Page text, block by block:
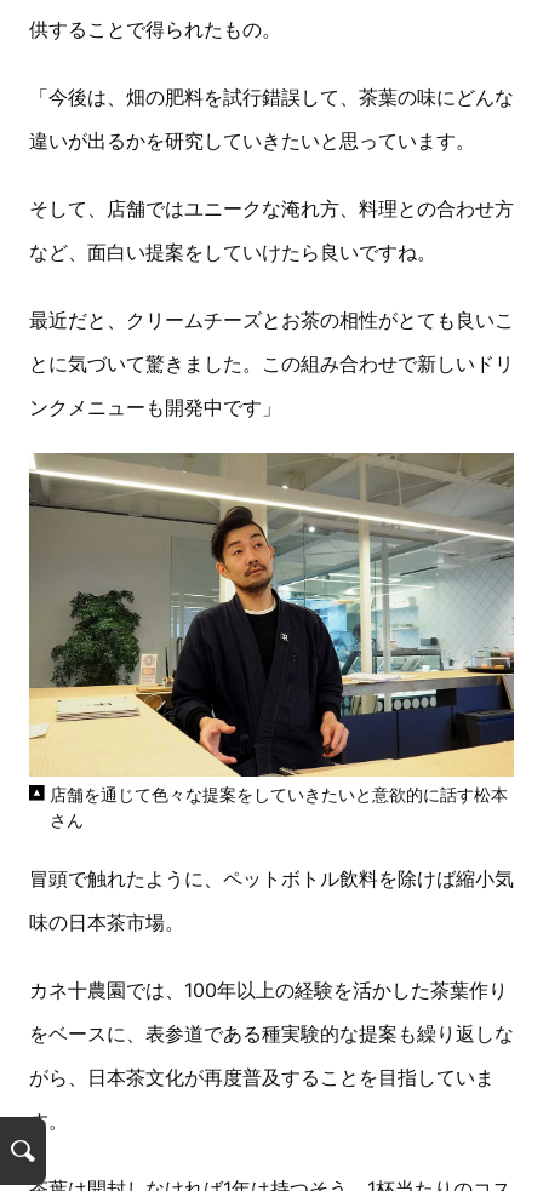
供することで得られたもの。
「今後は、畑の肥料を試行錯誤して、茶葉の味にどんな
違いが出るかを研究していきたいと思っています。
そして、店舗ではユニークな淹れ方、料理との合わせ方
など、面白い提案をしていけたら良いですね。
最近だと、クリームチーズとお茶の相性がとても良いこ
とに気づいて驚きました。この組み合わせで新しいドリ
ンクメニューも開発中です」
店舗を通じて色々な提案をしていきたいと意欲的に話す松本
さん
冒頭で触れたように、ペットボトル飲料を除けば縮小気
味の日本茶市場。
カネ十農園では、100年以上の経験を活かした茶葉作り
をベースに、表参道である種実験的な提案も繰り返しな
がら、日本茶文化が再度普及することを目指していま
す。
検